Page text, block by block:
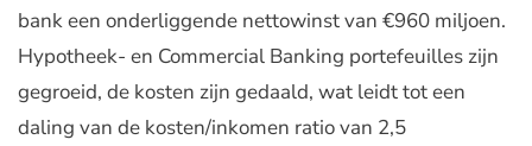
bank een onderliggende nettowinst van €960 miljoen.
Hypotheek- en Commercial Banking portefeuilles zijn
gegroeid, de kosten zijn gedaald, wat leidt tot een
daling van de kosten/inkomen ratio van 2,5